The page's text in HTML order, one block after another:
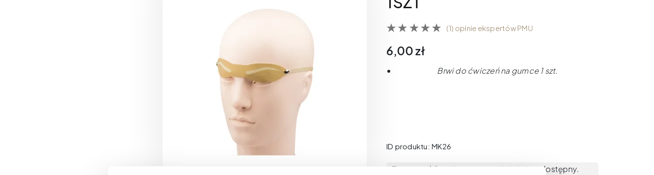
(1) opinie ekspertów PMU
6,00 zł
Brwi do ćwiczeń na gumce 1 szt.
ID produktu: MK26
Tego produktu nie ma na stanie i nie jest dostępny.